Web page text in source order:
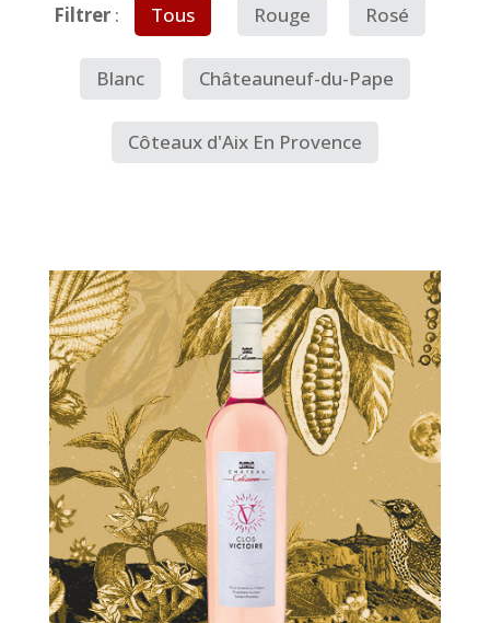
Filtrer: Tous Rouge Rosé
Blanc Châteauneuf-du-Pape
Côteaux d'Aix En Provence